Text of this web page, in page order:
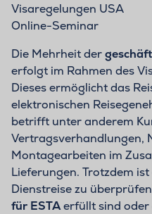
Online-Seminar
Die Mehrheit der
erfolgt im Rahmen des
Dieses ermöglicht das
elektronischen
betrifft unter anderem
Vertragsverhandlungen,
Montagearbeiten im
Lieferungen. Trotzdem
Dienstreise zu
für ESTAerfüllt sind oder